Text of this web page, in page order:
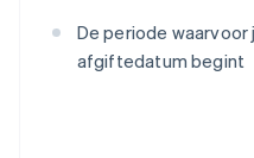
De periode
afgiftedatum begint